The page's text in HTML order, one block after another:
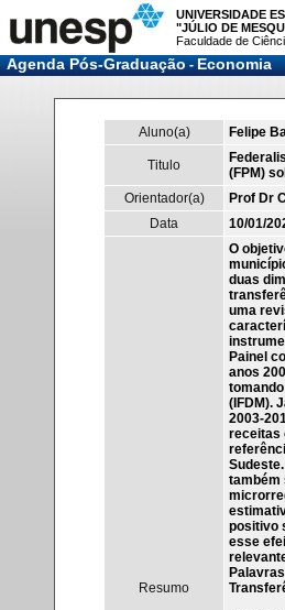
UNIVERSIDADE
"JÚLIO DE
Faculdade de
Agenda Pós-Graduação-Economia
Aluno(a) Felipe
Titulo
(FPM)
Orientador(a)
Prof Dr
Data
10/01/
Resumo
O
duas
uma
Painel
anos
(IFDM).
2003-
receitas
também
positivo
esse